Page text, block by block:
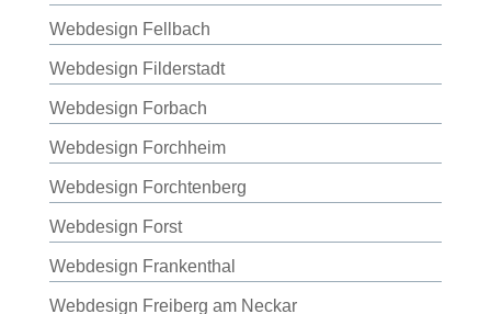
Webdesign Fellbach
Webdesign Filderstadt
Webdesign Forbach
Webdesign Forchheim
Webdesign Forchtenberg
Webdesign Forst
Webdesign Frankenthal
Webdesign Freiberg am Neckar